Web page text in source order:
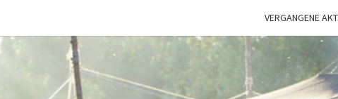
VERGANGENE